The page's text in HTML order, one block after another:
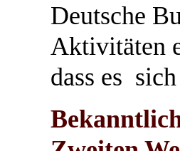
Deutsche
Aktivitäten
dass es